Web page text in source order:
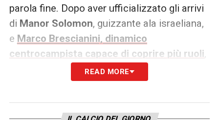
parola fine. Dopo aver ufficializzato gli arrivi
di Manor Solomon, guizzante ala israeliana,
e Marco Brescianini, dinamico
centrocampista capace di coprire più ruoli,
la dirigenza gigliata punta a ridisegnare la
trequarti. Secondo quanto riportato da
Tommaso Baldanzi: i contatti con la
READ MORE